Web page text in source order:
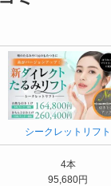
シークレットリフト
4本
95,680円